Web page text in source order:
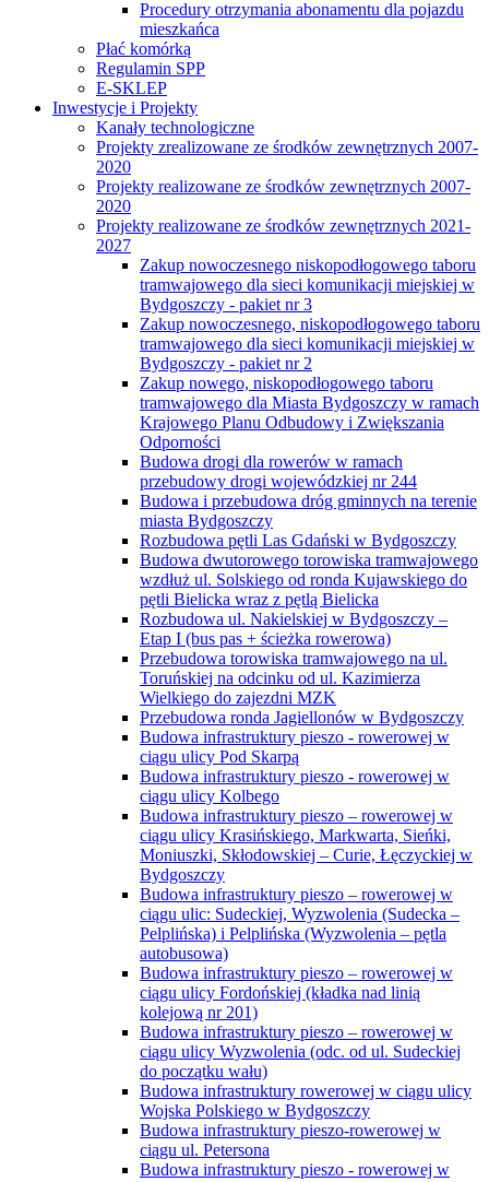
Procedury otrzymania abonamentu dla pojazdu
mieszkańca
Płać komórką
Regulamin SPP
E-SKLEP
Inwestycje i Projekty
Kanały technologiczne
Projekty zrealizowane ze środków zewnętrznych 2007-
2020
Projekty realizowane ze środków zewnętrznych 2007-
2020
Projekty realizowane ze środków zewnętrznych 2021-
2027
Zakup nowoczesnego niskopodłogowego taboru
tramwajowego dla sieci komunikacji miejskiej w
Bydgoszczy - pakiet nr 3
Zakup nowoczesnego, niskopodłogowego taboru
tramwajowego dla sieci komunikacji miejskiej w
Bydgoszczy - pakiet nr 2
Zakup nowego, niskopodłogowego taboru
tramwajowego dla Miasta Bydgoszczy w ramach
Krajowego Planu Odbudowy i Zwiększania
Odporności
Budowa drogi dla rowerów w ramach
przebudowy drogi wojewódzkiej nr 244
Budowa i przebudowa dróg gminnych na terenie
miasta Bydgoszczy
Rozbudowa pętli Las Gdański w Bydgoszczy
Budowa dwutorowego torowiska tramwajowego
wzdłuż ul. Solskiego od ronda Kujawskiego do
pętli Bielicka wraz z pętlą Bielicka
Rozbudowa ul. Nakielskiej w Bydgoszczy –
Etap I (bus pas + ścieżka rowerowa)
Przebudowa torowiska tramwajowego na ul.
Toruńskiej na odcinku od ul. Kazimierza
Wielkiego do zajezdni MZK
Przebudowa ronda Jagiellonów w Bydgoszczy
Budowa infrastruktury pieszo - rowerowej w
ciągu ulicy Pod Skarpą
Budowa infrastruktury pieszo - rowerowej w
ciągu ulicy Kolbego
Budowa infrastruktury pieszo – rowerowej w
ciągu ulicy Krasińskiego, Markwarta, Sieńki,
Moniuszki, Skłodowskiej – Curie, Łęczyckiej w
Bydgoszczy
Budowa infrastruktury pieszo – rowerowej w
ciągu ulic: Sudeckiej, Wyzwolenia (Sudecka –
Pelplińska) i Pelplińska (Wyzwolenia – pętla
autobusowa)
Budowa infrastruktury pieszo – rowerowej w
ciągu ulicy Fordońskiej (kładka nad linią
kolejową nr 201)
Budowa infrastruktury pieszo – rowerowej w
ciągu ulicy Wyzwolenia (odc. od ul. Sudeckiej
do początku wału)
Budowa infrastruktury rowerowej w ciągu ulicy
Wojska Polskiego w Bydgoszczy
Budowa infrastruktury pieszo-rowerowej w
ciągu ul. Petersona
Budowa infrastruktury pieszo - rowerowej w